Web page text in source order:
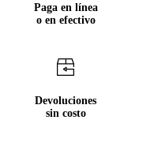
Paga en línea
o en efectivo
Devoluciones
sin costo